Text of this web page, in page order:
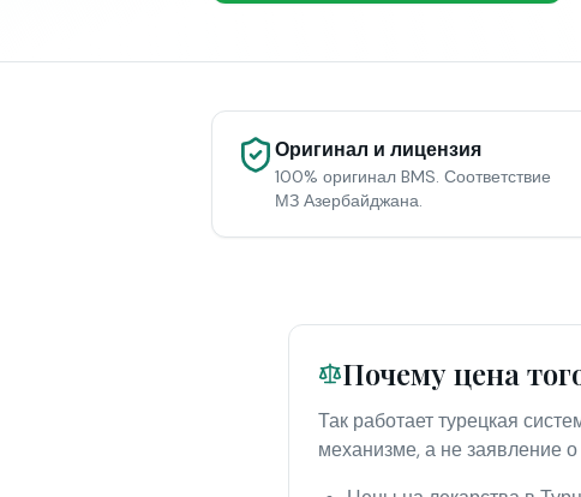
Оригинал и лицензия
100% оригинал BMS. Соответствие
МЗ Азербайджана.
Почему цена
Так работает турецкая
механизме, а не заявление